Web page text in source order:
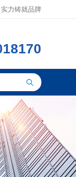
力铸就品牌